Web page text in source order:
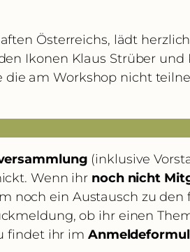
Österreichs, lädt
Ikonen Klaus Strüber
die am Workshop nicht
(inklusive
Wenn ihr noch nicht
noch ein Austausch zu
ob ihr einen
findet ihr im